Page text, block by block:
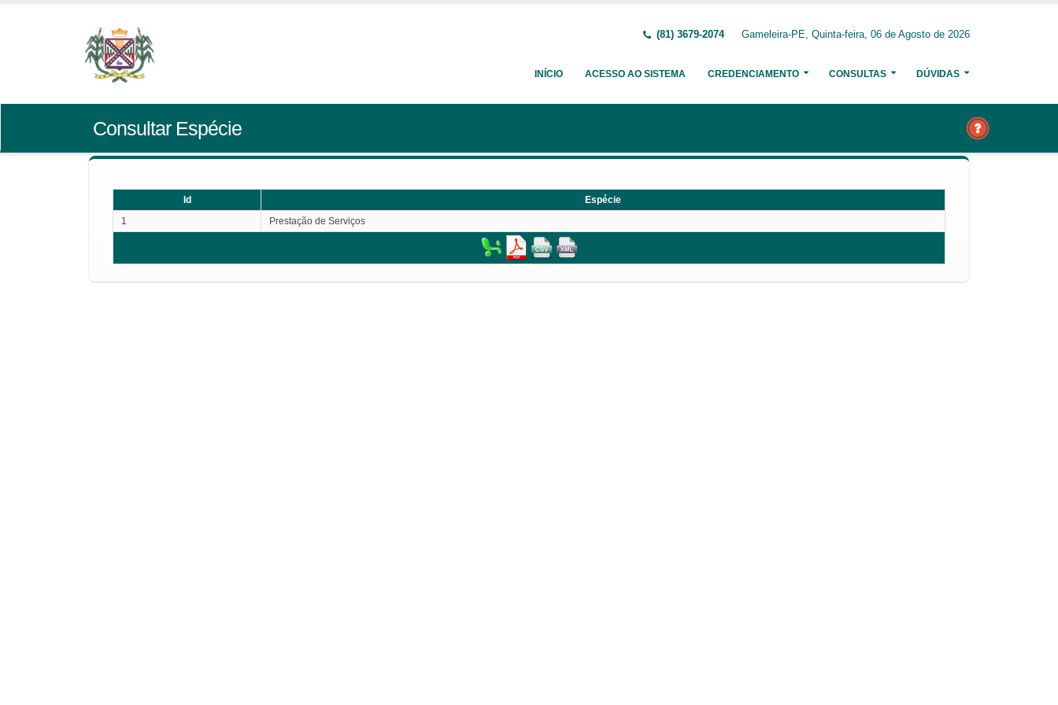
(81) 3679-2074 Gameleira-PE, Quinta-feira, 06 de Agosto de 2026
INÍCIO ACESSO AO SISTEMA CREDENCIAMENTO CONSULTAS DÚVIDAS
Consultar Espécie
Id
Espécie
1
Prestação de Serviços